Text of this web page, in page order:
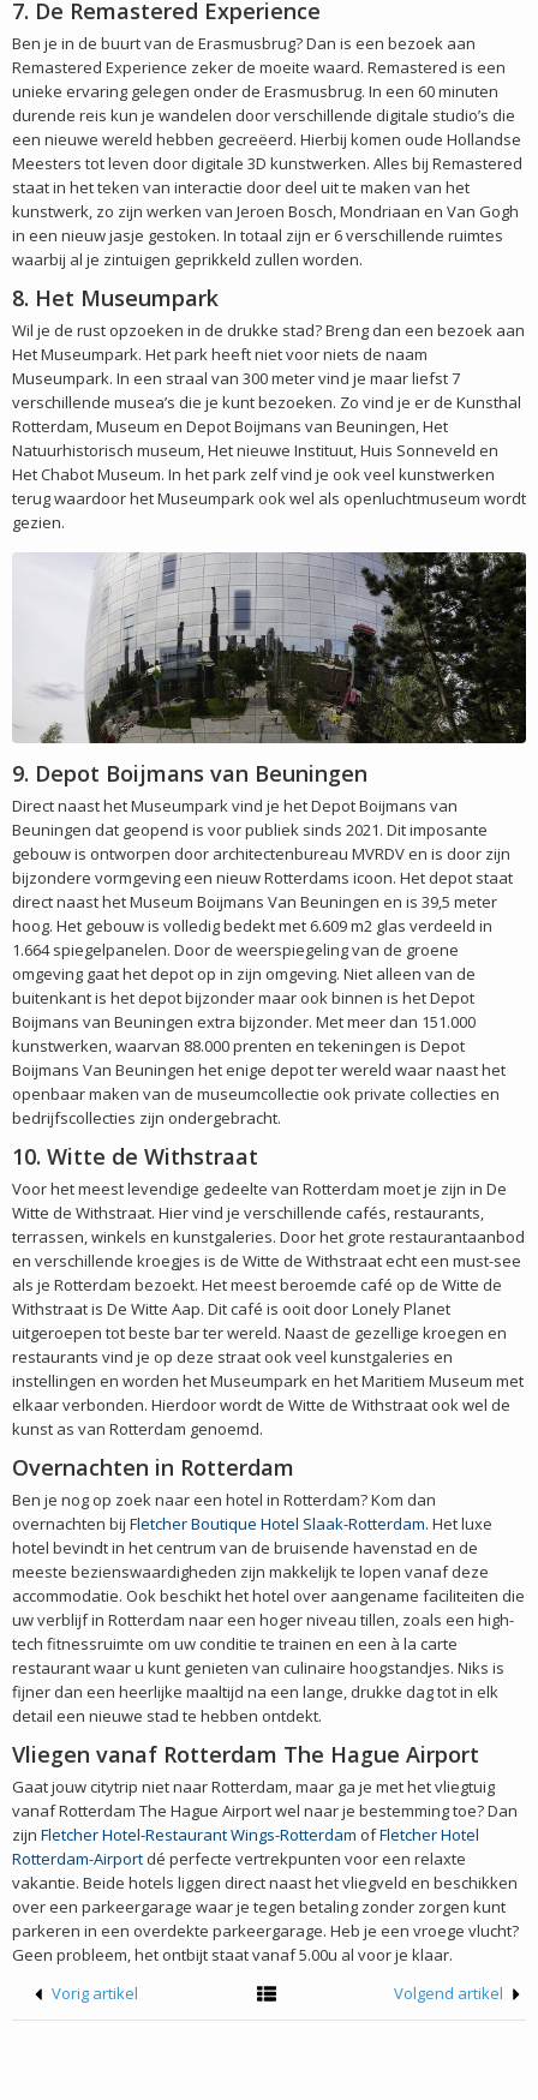
7. De Remastered Experience
Ben je in de buurt van de Erasmusbrug? Dan is een bezoek aan
Remastered Experience zeker de moeite waard. Remastered is een
unieke ervaring gelegen onder de Erasmusbrug. In een 60 minuten
durende reis kun je wandelen door verschillende digitale studio’s die
een nieuwe wereld hebben gecreëerd. Hierbij komen oude Hollandse
Meesters tot leven door digitale 3D kunstwerken. Alles bij Remastered
staat in het teken van interactie door deel uit te maken van het
kunstwerk, zo zijn werken van Jeroen Bosch, Mondriaan en Van Gogh
in een nieuw jasje gestoken. In totaal zijn er 6 verschillende ruimtes
waarbij al je zintuigen geprikkeld zullen worden.
8. Het Museumpark
Wil je de rust opzoeken in de drukke stad? Breng dan een bezoek aan
Het Museumpark. Het park heeft niet voor niets de naam
Museumpark. In een straal van 300 meter vind je maar liefst 7
verschillende musea’s die je kunt bezoeken. Zo vind je er de Kunsthal
Rotterdam, Museum en Depot Boijmans van Beuningen, Het
Natuurhistorisch museum, Het nieuwe Instituut, Huis Sonneveld en
Het Chabot Museum. In het park zelf vind je ook veel kunstwerken
terug waardoor het Museumpark ook wel als openluchtmuseum wordt
gezien.
9. Depot Boijmans van Beuningen
Direct naast het Museumpark vind je het Depot Boijmans van
Beuningen dat geopend is voor publiek sinds 2021. Dit imposante
gebouw is ontworpen door architectenbureau MVRDV en is door zijn
bijzondere vormgeving een nieuw Rotterdams icoon. Het depot staat
direct naast het Museum Boijmans Van Beuningen en is 39,5 meter
hoog. Het gebouw is volledig bedekt met 6.609 m2 glas verdeeld in
1.664 spiegelpanelen. Door de weerspiegeling van de groene
omgeving gaat het depot op in zijn omgeving. Niet alleen van de
buitenkant is het depot bijzonder maar ook binnen is het Depot
Boijmans van Beuningen extra bijzonder. Met meer dan 151.000
kunstwerken, waarvan 88.000 prenten en tekeningen is Depot
Boijmans Van Beuningen het enige depot ter wereld waar naast het
openbaar maken van de museumcollectie ook private collecties en
bedrijfscollecties zijn ondergebracht.
10. Witte de Withstraat
Voor het meest levendige gedeelte van Rotterdam moet je zijn in De
Witte de Withstraat. Hier vind je verschillende cafés, restaurants,
terrassen, winkels en kunstgaleries. Door het grote restaurantaanbod
en verschillende kroegjes is de Witte de Withstraat echt een must-see
als je Rotterdam bezoekt. Het meest beroemde café op de Witte de
Withstraat is De Witte Aap. Dit café is ooit door Lonely Planet
uitgeroepen tot beste bar ter wereld. Naast de gezellige kroegen en
restaurants vind je op deze straat ook veel kunstgaleries en
instellingen en worden het Museumpark en het Maritiem Museum met
elkaar verbonden. Hierdoor wordt de Witte de Withstraat ook wel de
kunst as van Rotterdam genoemd.
Overnachten in Rotterdam
Ben je nog op zoek naar een hotel in Rotterdam? Kom dan
overnachten bij Fletcher Boutique Hotel Slaak-Rotterdam. Het luxe
hotel bevindt in het centrum van de bruisende havenstad en de
meeste bezienswaardigheden zijn makkelijk te lopen vanaf deze
accommodatie. Ook beschikt het hotel over aangename faciliteiten die
uw verblijf in Rotterdam naar een hoger niveau tillen, zoals een high-
tech fitnessruimte om uw conditie te trainen en een à la carte
restaurant waar u kunt genieten van culinaire hoogstandjes. Niks is
fijner dan een heerlijke maaltijd na een lange, drukke dag tot in elk
detail een nieuwe stad te hebben ontdekt.
Vliegen vanaf Rotterdam The Hague Airport
Gaat jouw citytrip niet naar Rotterdam, maar ga je met het vliegtuig
vanaf Rotterdam The Hague Airport wel naar je bestemming toe? Dan
zijn Fletcher Hotel-Restaurant Wings-Rotterdam ofFletcher Hotel
Rotterdam-Airport dé perfecte vertrekpunten voor een relaxte
vakantie. Beide hotels liggen direct naast het vliegveld en beschikken
over een parkeergarage waar je tegen betaling zonder zorgen kunt
parkeren in een overdekte parkeergarage. Heb je een vroege vlucht?
Geen probleem, het ontbijt staat vanaf 5.00u al voor je klaar.
Vorig artikel
Volgend artikel